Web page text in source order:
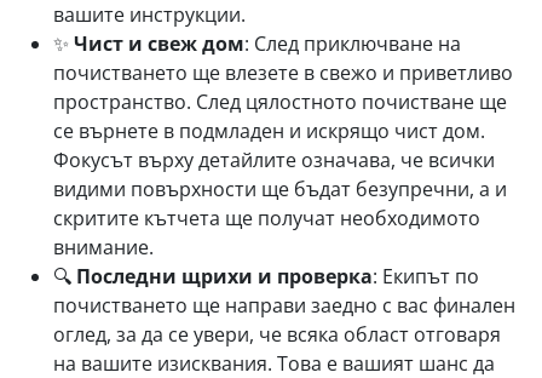
вашите инструкции.
✨ Чист и свеж дом: След приключване на
почистването ще влезете в свежо и приветливо
пространство. След цялостното почистване ще
се върнете в подмладен и искрящо чист дом.
Фокусът върху детайлите означава, че всички
видими повърхности ще бъдат безупречни, а и
скритите кътчета ще получат необходимото
внимание.
🔍 Последни щрихи и проверка: Екипът по
почистването ще направи заедно с вас финален
оглед, за да се увери, че всяка област отговаря
на вашите изисквания. Това е вашият шанс да